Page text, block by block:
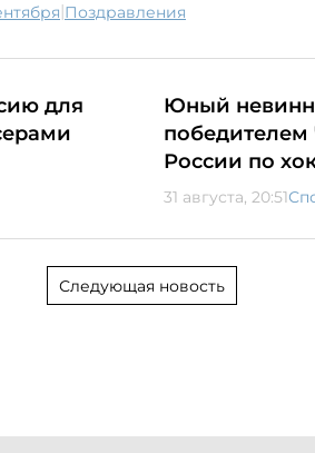
| поздравления
для
Юный
России по
31 августа, 20:51
Следующая новость